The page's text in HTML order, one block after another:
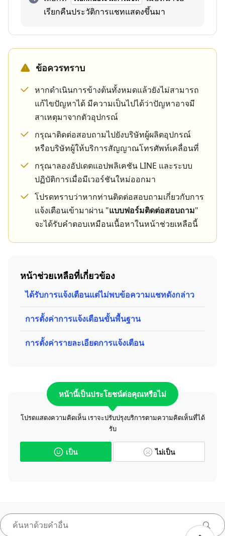
เรียกคืนประวัติการแชทแสดงขึ้นมา
ข้อควรทราบ
หากดำเนินการข้างต้นทั้งหมดแล้วยังไม่สามารถ
แก้ไขปัญหาได้ มีความเป็นไปได้ว่าปัญหาอาจมี
สาเหตุมาจากตัวอุปกรณ์
กรุณาติดต่อสอบถามไปยังบริษัทผู้ผลิตอุปกรณ์
หรือบริษัทผู้ให้บริการสัญญาณโทรศัพท์เคลื่อนที่
กรุณาลองอัปเดตแอปพลิเคชัน LINE และระบบ
ปฏิบัติการเมื่อมีเวอร์ชันใหม่ออกมา
โปรดทราบว่าหากท่านติดต่อสอบถามเกี่ยวกับการ
แจ้งเตือนเข้ามาผ่าน "แบบฟอร์มติดต่อสอบถาม"
จะได้รับคำตอบเหมือนเนื้อหาในหน้าช่วยเหลือนี้
หน้าช่วยเหลือที่เกี่ยวข้อง
ได้รับการแจ้งเตือนแต่ไม่พบข้อความแชทดังกล่าว
การตั้งค่าการแจ้งเตือนขั้นพื้นฐาน
การตั้งค่ารายละเอียดการแจ้งเตือน
หน้านี้เป็นประโยชน์ต่อคุณหรือไม่
โปรดแสดงความคิดเห็น เราจะปรับปรุงบริการตามความคิดเห็นที่ได้
รับ
เป็น ไม่เป็น